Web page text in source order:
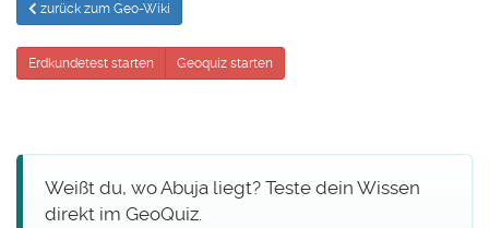
zurück zum Geo-Wiki
Erdkundetest starten Geoquiz starten
Weißt du, wo Abuja liegt? Teste dein Wissen
direkt im GeoQuiz.